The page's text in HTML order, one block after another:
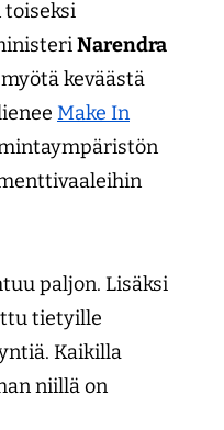
toiseksi
Narendra
keväästä
Make In
paljon. Lisäksi
tietyille
Kaikilla
niillä on